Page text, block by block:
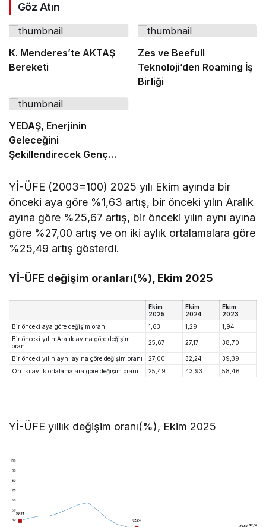
Göz Atın
K. Menderes’te AKTAŞ
Bereketi
Zes ve Beefull
Teknoloji’den Roaming İş
Birliği
YEDAŞ, Enerjinin
Geleceğini
Şekillendirecek Genç
Yİ-ÜFE (2003=100) 2025 yılı Ekim ayında bir
önceki aya göre %1,63 artış, bir önceki yılın Aralık
ayına göre %25,67 artış, bir önceki yılın aynı ayına
göre %27,00 artış ve on iki aylık ortalamalara göre
%25,49 artış gösterdi.
Yİ-ÜFE değişim oranları(%), Ekim 2025
Ekim
2025
Ekim
2024
Ekim
2023
Bir önceki aya göre değişim oranı
1,63 1,29
1,94
Bir önceki yılın Aralık ayına göre değişim
oranı
25,67 27,17 38,70
Bir önceki yılın aynı ayına göre değişim oranı 27,00 32,24
39,39
On iki aylık ortalamalara göre değişim oranı
25,49 43,93 58,46
Yİ-ÜFE yıllık değişim oranı(%), Ekim 2025